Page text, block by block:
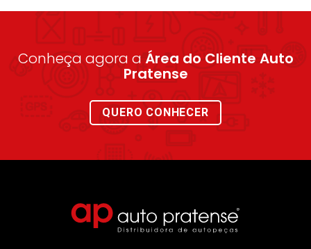
Conheça agora a Área do Cliente Auto
Pratense
QUERO CONHECER